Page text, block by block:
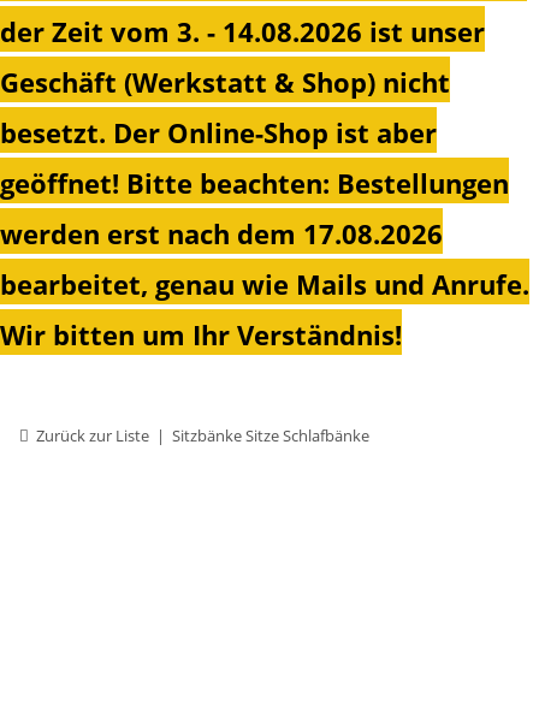
der Zeit vom 3. - 14.08.2026 ist unser
Geschäft (Werkstatt & Shop) nicht
besetzt. Der Online-Shop ist aber
geöffnet! Bitte beachten: Bestellungen
werden erst nach dem 17.08.2026
bearbeitet, genau wie Mails und Anrufe.
Wir bitten um Ihr Verständnis!
Zurück zur Liste Sitzbänke Sitze Schlafbänke